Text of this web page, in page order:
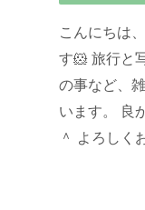
こんにちは
す🐹 旅行と
の事など、
います。 良
＾ よろしく